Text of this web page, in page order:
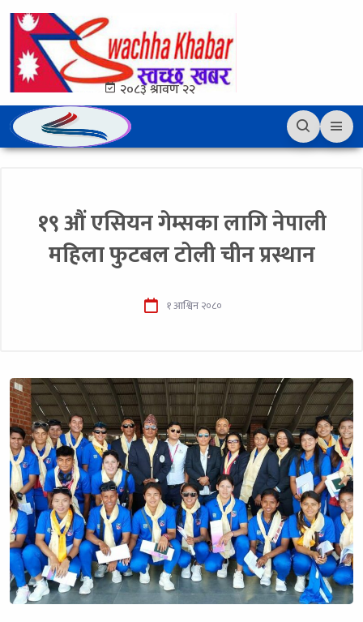
२०८३ श्रावण २२
१९ औं एसियन गेम्सका लागि नेपाली
महिला फुटबल टोली चीन प्रस्थान
१ आश्विन २०८०